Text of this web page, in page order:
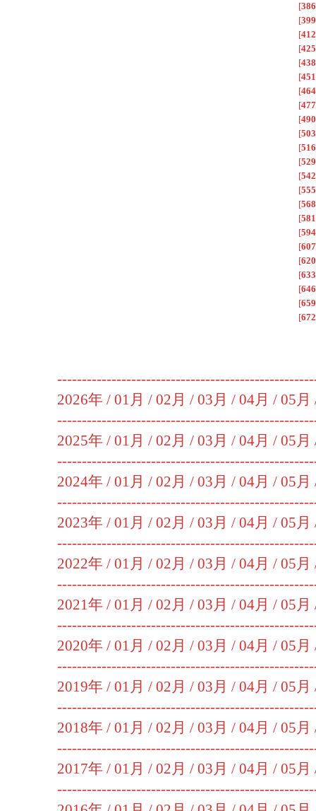
[386
[399
[412
[425
[438
[451
[464
[477
[490
[503
[516
[529
[542
[555
[568
[581
[594
[607
[620
[633
[646
[659
[672
2026年 / 01月 / 02月 / 03月 / 04月 / 05月
2025年 / 01月 / 02月 / 03月 / 04月 / 05月
2024年 / 01月 / 02月 / 03月 / 04月 / 05月
2023年 / 01月 / 02月 / 03月 / 04月 / 05月
2022年 / 01月 / 02月 / 03月 / 04月 / 05月
2021年 / 01月 / 02月 / 03月 / 04月 / 05月
2020年 / 01月 / 02月 / 03月 / 04月 / 05月
2019年 / 01月 / 02月 / 03月 / 04月 / 05月
2018年 / 01月 / 02月 / 03月 / 04月 / 05月
2017年 / 01月 / 02月 / 03月 / 04月 / 05月